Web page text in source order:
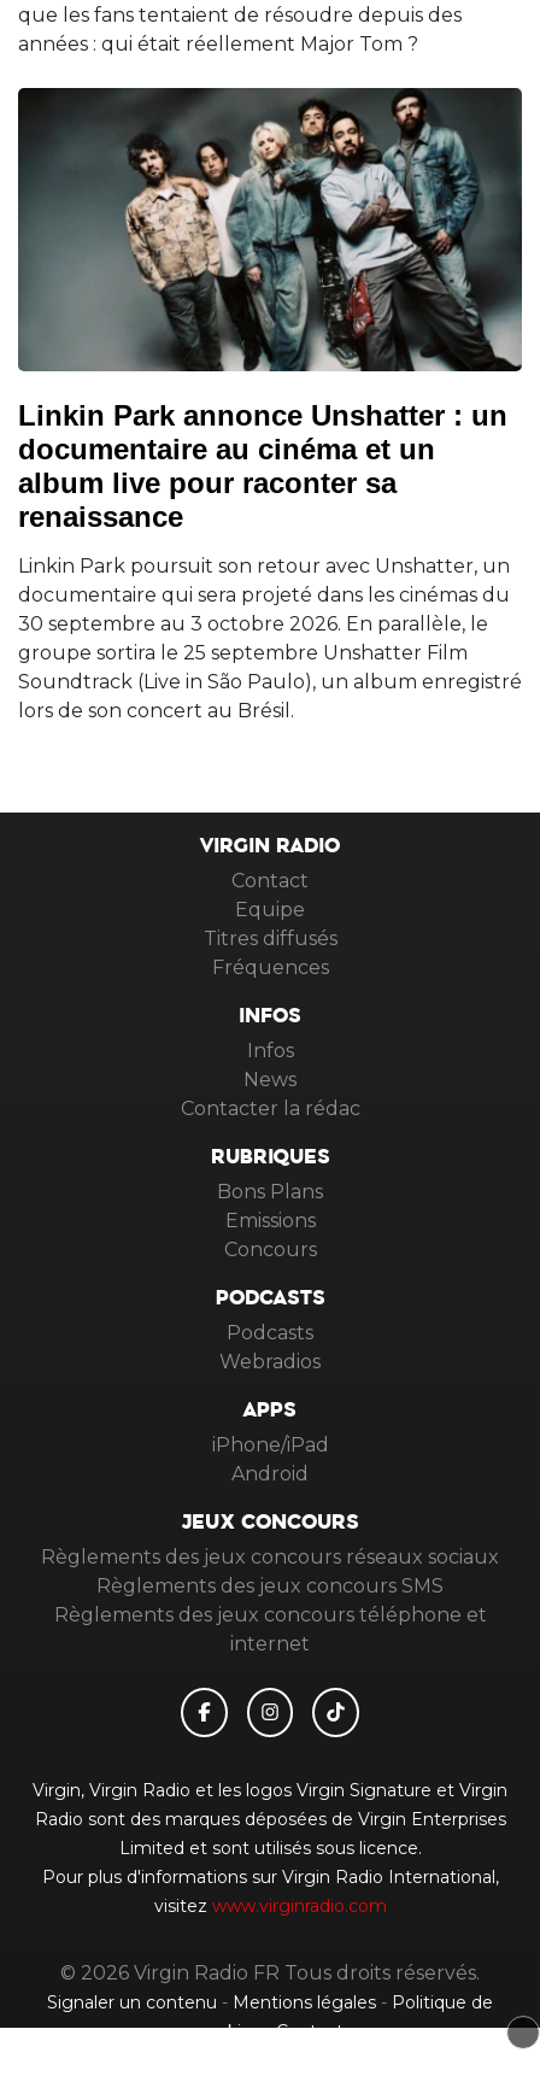
que les fans tentaient de résoudre depuis des
années : qui était réellement Major Tom ?
Linkin Park annonce Unshatter : un
documentaire au cinéma et un
album live pour raconter sa
renaissance
Linkin Park poursuit son retour avec Unshatter, un
documentaire qui sera projeté dans les cinémas du
30 septembre au 3 octobre 2026. En parallèle, le
groupe sortira le 25 septembre Unshatter Film
Soundtrack (Live in São Paulo), un album enregistré
lors de son concert au Brésil.
VIRGIN RADIO
Contact
Equipe
Titres diffusés
Fréquences
INFOS
Infos
News
Contacter la rédac
RUBRIQUES
Bons Plans
Emissions
Concours
PODCASTS
Podcasts
Webradios
APPS
iPhone/iPad
Android
JEUX CONCOURS
Règlements des jeux concours réseaux sociaux
Règlements des jeux concours SMS
Règlements des jeux concours téléphone et
internet
Virgin, Virgin Radio et les logos Virgin Signature et Virgin
Radio sont des marques déposées de Virgin Enterprises
Limited et sont utilisés sous licence.
Pour plus d'informations sur Virgin Radio International,
visitez www.virginradio.com
© 2026 Virgin Radio FR Tous droits réservés.
Signaler un contenu - Mentions légales - Politique de
cookies-Contact